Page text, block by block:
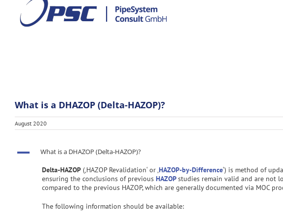
springen
What is a DHAZOP (Delta-HAZOP)?
August 2020
A What is a DHAZOP (Delta-HAZOP)?
Delta-HAZOP (‚HAZOP Revalidation‘ or ‚HAZOP-by-Difference‘) is method of
ensuring the conclusions of previous HAZOPstudies remain valid and are not
compared to the previous HAZOP, which are generally documented via MOC
The following information should be available: